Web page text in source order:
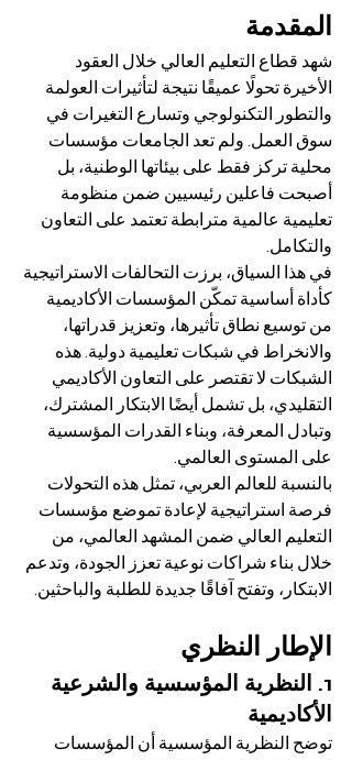
المقدمة
شهد قطاع التعليم العالي خلال العقود
الأخيرة تحولًا عميقًا نتيجة لتأثيرات العولمة
والتطور التكنولوجي وتسارع التغيرات في
سوق العمل. ولم تعد الجامعات مؤسسات
محلية تركز فقط على بيئاتها الوطنية، بل
أصبحت فاعلين رئيسيين ضمن منظومة
تعليمية عالمية مترابطة تعتمد على التعاون
والتكامل.
في هذا السياق، برزت التحالفات الاستراتيجية
كأداة أساسية تمكّن المؤسسات الأكاديمية
من توسيع نطاق تأثيرها، وتعزيز قدراتها،
والانخراط في شبكات تعليمية دولية. هذه
الشبكات لا تقتصر على التعاون الأكاديمي
التقليدي، بل تشمل أيضًا الابتكار المشترك،
وتبادل المعرفة، وبناء القدرات المؤسسية
على المستوى العالمي.
بالنسبة للعالم العربي، تمثل هذه التحولات
فرصة استراتيجية لإعادة تموضع مؤسسات
التعليم العالي ضمن المشهد العالمي، من
خلال بناء شراكات نوعية تعزز الجودة، وتدعم
الابتكار، وتفتح آفاقًا جديدة للطلبة والباحثين.
الإطار النظري
1. النظرية المؤسسية والشرعية
الأكاديمية
توضح النظرية المؤسسية أن المؤسسات